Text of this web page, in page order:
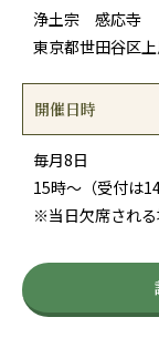
浄土宗 感応寺
東京都世田谷区
開催日時
毎月8日
15時～（受付は
※当日欠席される